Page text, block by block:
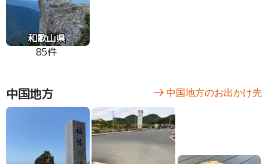
和歌山県
85件
中国地方 中国地方のお出かけ先